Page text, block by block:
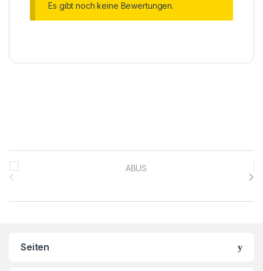
Es gibt noch keine Bewertungen.
Brands Carousel
Seiten